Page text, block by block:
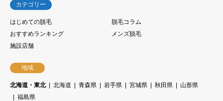
カテゴリー
はじめての脱毛
脱毛コラム
おすすめランキング
メンズ脱毛
施設店舗
地域
北海道・東北 北海道 青森県 岩手県 宮城県 秋田県
山形県
福島県